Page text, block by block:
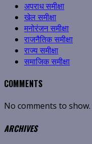
अपराध समीक्षा
खेल समीक्षा
मनोरंजन समीक्षा
राजनैतिक समीक्षा
राज्य समीक्षा
समाजिक समीक्षा
COMMENTS
No comments to show.
ARCHIVES